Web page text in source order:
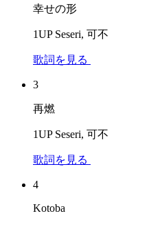
幸せの形
1UP Seseri, 可不
歌詞を見る
3
再燃
1UP Seseri, 可不
歌詞を見る
4
Kotoba